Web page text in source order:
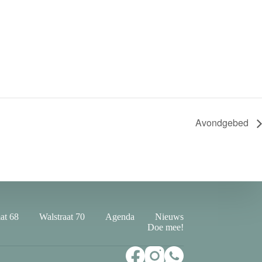
Avondgebed
68 Walstraat 70 Agenda
Nieuws
Doe mee!